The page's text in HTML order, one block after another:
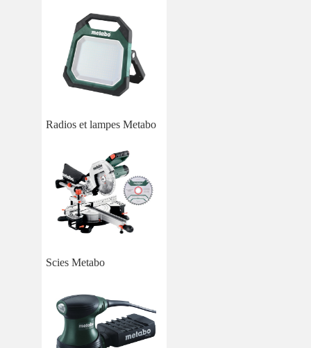
Radios et lampes Metabo
Scies Metabo